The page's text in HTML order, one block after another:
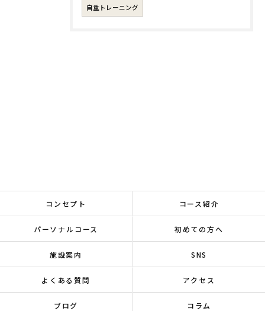
自重トレーニング
コンセプト コース紹介
パーソナルコース 初めての方へ
施設案内 SNS
よくある質問 アクセス
ブログ コラム